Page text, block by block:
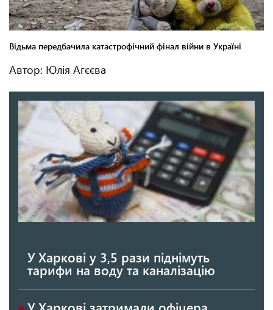
Автор: Юлія Агєєва
У Харкові у 3,5 рази піднімуть
тарифи на воду та каналізацію